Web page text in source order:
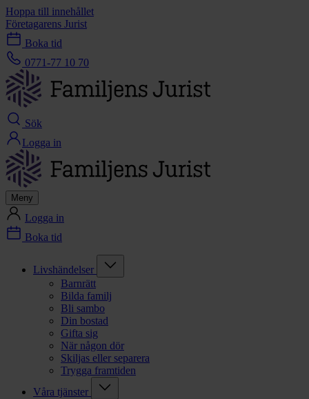
Hoppa till innehållet
Företagarens Jurist
Boka tid
0771-77 10 70
Sök
Logga in
Meny
Logga in
Boka tid
Livshändelser
Barnrätt
Bilda familj
Bli sambo
Din bostad
Gifta sig
När någon dör
Skiljas eller separera
Trygga framtiden
Våra tjänster